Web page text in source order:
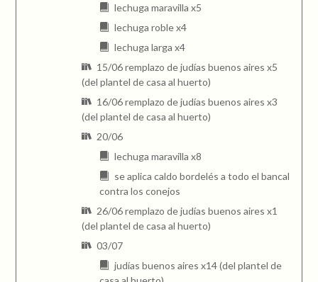
lechuga maravilla x5
lechuga roble x4
lechuga larga x4
15/06 remplazo de judías buenos aires x5
(del plantel de casa al huerto)
16/06 remplazo de judías buenos aires x3
(del plantel de casa al huerto)
20/06
lechuga maravilla x8
se aplica caldo bordelés a todo el bancal
contra los conejos
26/06 remplazo de judías buenos aires x1
(del plantel de casa al huerto)
03/07
judías buenos aires x14 (del plantel de